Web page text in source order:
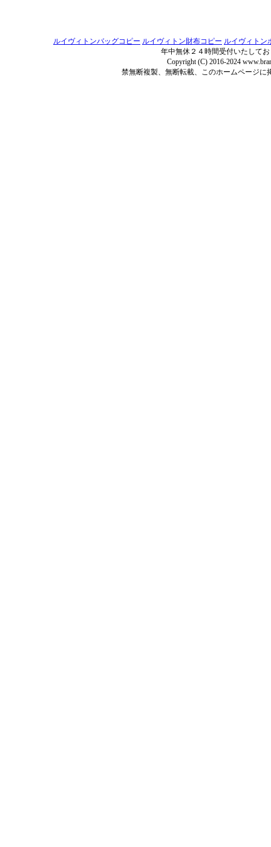
ルイヴィトンバッグコピー ルイヴィトン財布コピー ルイヴィトン
年中無休２４時間受付いたして
Copyright (C) 2016-2024
禁無断複製、無断転載、このホームページ